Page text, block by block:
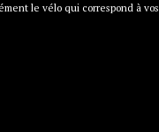
le vélo qui correspond à vos